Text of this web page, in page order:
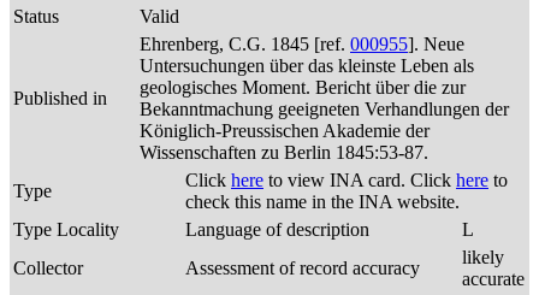
Status
Valid
Published in
Ehrenberg, C.G. 1845 [ref. 000955]. Neue
Untersuchungen über das kleinste Leben als
geologisches Moment. Bericht über die zur
Bekanntmachung geeigneten Verhandlungen der
Königlich-Preussischen Akademie der
Wissenschaften zu Berlin 1845:53-87.
Type
Click here to view INA card. Click here to
check this name in the INA website.
Type Locality
Language of description
L
Collector
Assessment of record accuracy
likely
accurate